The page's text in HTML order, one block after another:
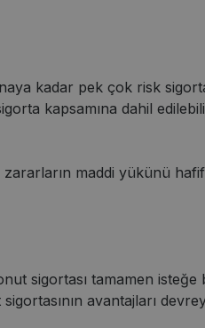
kadar pek çok risk
kapsamına dahil
maddi yükünü
sigortası tamamen isteğe
avantajları